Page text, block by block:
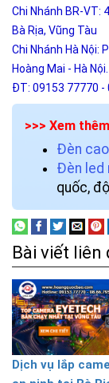
Chi Nhánh BR-VT:
Bà Rịa, Vũng Tàu
Chi Nhánh Hà Nội:
Hoàng Mai - Hà Nội.
ĐT: 09153 77770 -
>>> Xem
Đèn
Đèn led
quốc,
Bài viết liên
Dịch vụ lắp